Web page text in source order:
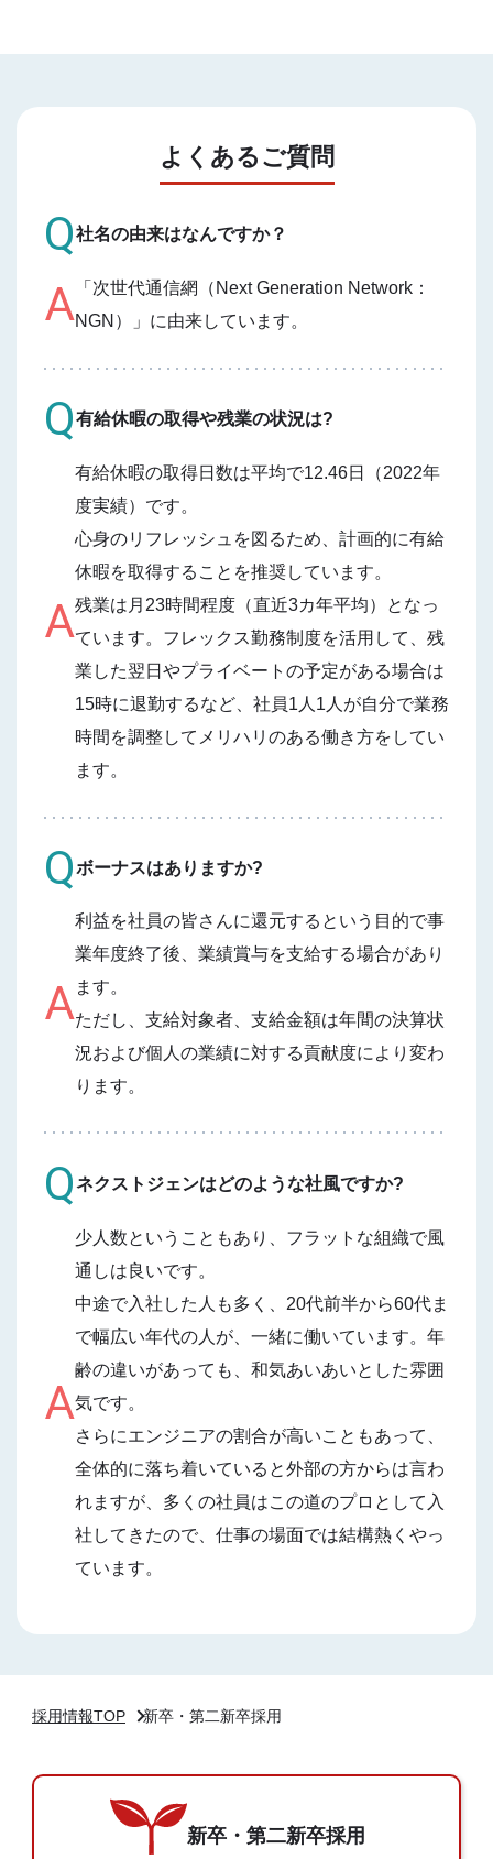
よくあるご質問
Q社名の由来はなんですか？
A 「次世代通信網（Next Generation Network：
NGN）」に由来しています。
Q有給休暇の取得や残業の状況は?
A
有給休暇の取得日数は平均で12.46日（2022年
度実績）です。
心身のリフレッシュを図るため、計画的に有給
休暇を取得することを推奨しています。
残業は月23時間程度（直近3カ年平均）となっ
ています。フレックス勤務制度を活用して、残
業した翌日やプライベートの予定がある場合は
15時に退勤するなど、社員1人1人が自分で業務
時間を調整してメリハリのある働き方をしてい
ます。
Qボーナスはありますか?
A
利益を社員の皆さんに還元するという目的で事
業年度終了後、業績賞与を支給する場合があり
ます。
ただし、支給対象者、支給金額は年間の決算状
況および個人の業績に対する貢献度により変わ
ります。
Qネクストジェンはどのような社風ですか?
A
少人数ということもあり、フラットな組織で風
通しは良いです。
中途で入社した人も多く、20代前半から60代ま
で幅広い年代の人が、一緒に働いています。年
齢の違いがあっても、和気あいあいとした雰囲
気です。
さらにエンジニアの割合が高いこともあって、
全体的に落ち着いていると外部の方からは言わ
れますが、多くの社員はこの道のプロとして入
社してきたので、仕事の場面では結構熱くやっ
ています。
採用情報TOP 新卒・第二新卒採用
新卒・第二新卒採用